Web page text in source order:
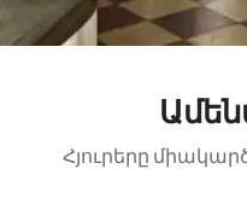
Հյուրերը